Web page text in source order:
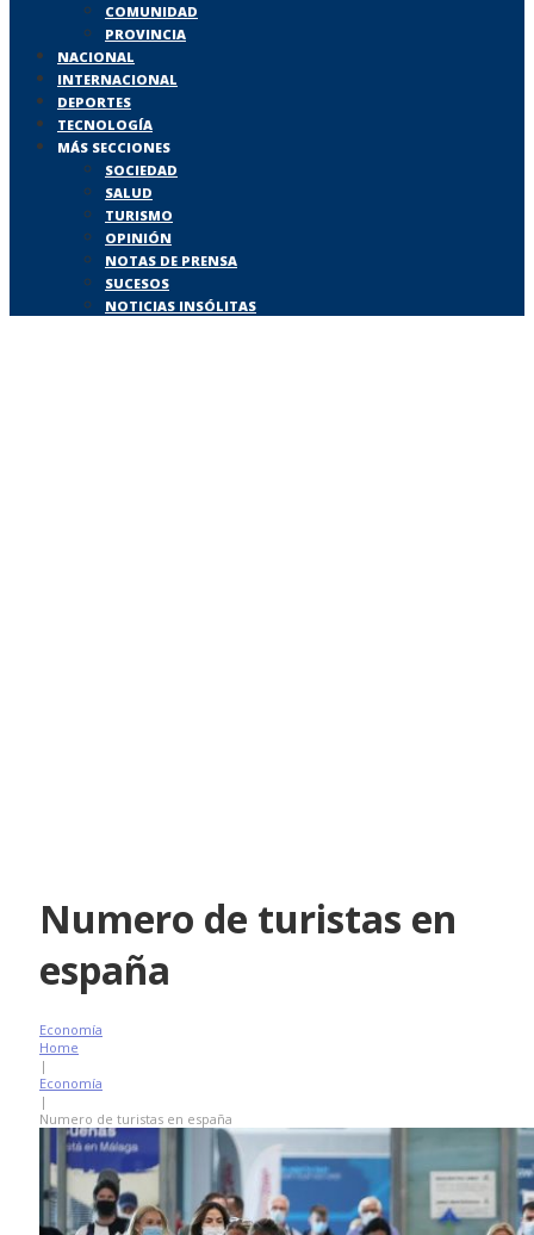
COMUNIDAD
PROVINCIA
NACIONAL
INTERNACIONAL
DEPORTES
TECNOLOGÍA
MÁS SECCIONES
SOCIEDAD
SALUD
TURISMO
OPINIÓN
NOTAS DE PRENSA
SUCESOS
NOTICIAS INSÓLITAS
Numero de turistas en
españa
Economía
Home
|
Economía
|
Numero de turistas en españa